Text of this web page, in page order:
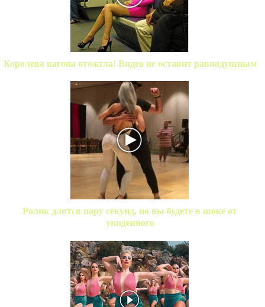
Королева вагона отожгла! Видео не оставит равнодушным
Ролик длится пару секунд, но вы будете в шоке от
увиденного